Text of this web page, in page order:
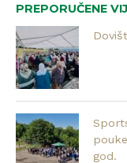
PREPORUČENE
god.